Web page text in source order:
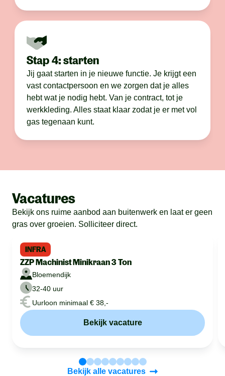
Stap 4: starten
Jij gaat starten in je nieuwe functie. Je krijgt een
vast contactpersoon en we zorgen dat je alles
hebt wat je nodig hebt. Van je contract, tot je
werkkleding. Alles staat klaar zodat je er met vol
gas tegenaan kunt.
Vacatures
Bekijk ons ruime aanbod aan buitenwerk en laat er geen
gras over groeien. Solliciteer direct.
INFRA
ZZP Machinist Minikraan 3 Ton
Bloemendijk
32-40 uur
Uurloon minimaal € 38,-
Bekijk vacature
Bekijk alle vacatures